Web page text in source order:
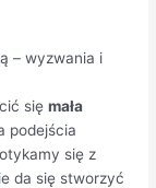
– wyzwania i
sięmała
podejścia
się z
da się stworzyć